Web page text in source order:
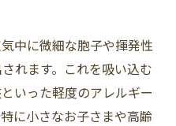
中に微細な胞子や揮発性
れます。これを吸い込む
いった軽度のアレルギー
に小さなお子さまや高齢